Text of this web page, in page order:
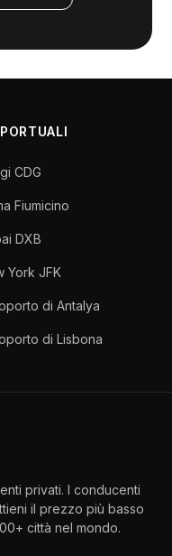
CDG
Fiumicino
DXB
York JFK
di Antalya
di Lisbona
privati. I conducenti
il prezzo più basso
città nel mondo.